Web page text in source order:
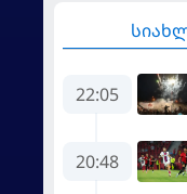
22:05
20:48